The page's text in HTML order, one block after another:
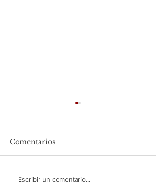
Receta de Salpicón de
Comentarios
Escribir un comentario...